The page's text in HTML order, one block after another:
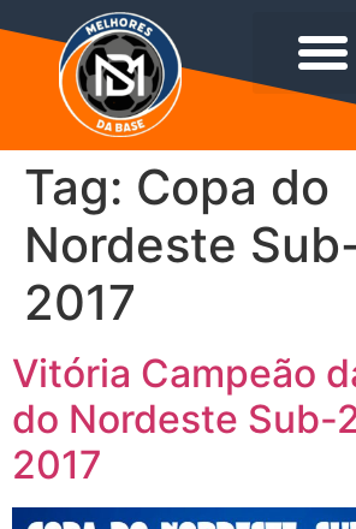
Tag: Copa do
Nordeste
2017
Vitória Campeão
do Nordeste Sub-
2017